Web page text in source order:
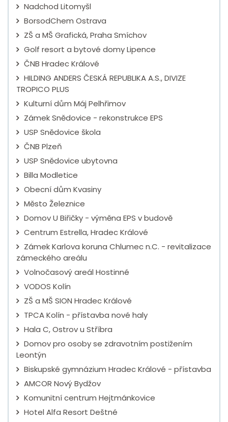
Nadchod Litomyšl
BorsodChem Ostrava
ZŠ a MŠ Grafická, Praha Smíchov
Golf resort a bytové domy Lipence
ČNB Hradec Králové
HILDING ANDERS ČESKÁ REPUBLIKA A.S., DIVIZE
TROPICO PLUS
Kulturní dům Máj Pelhřimov
Zámek Snědovice - rekonstrukce EPS
USP Snědovice škola
ČNB Plzeň
USP Snědovice ubytovna
Billa Modletice
Obecní dům Kvasiny
Město Železnice
Domov U Biřičky - výměna EPS v budově
Centrum Estrella, Hradec Králové
Zámek Karlova koruna Chlumec n.C. - revitalizace
zámeckého areálu
Volnočasový areál Hostinné
VODOS Kolín
ZŠ a MŠ SION Hradec Králové
TPCA Kolín - přístavba nové haly
Hala C, Ostrov u Stříbra
Domov pro osoby se zdravotním postižením
Leontýn
Biskupské gymnázium Hradec Králové - přístavba
AMCOR Nový Bydžov
Komunitní centrum Hejtmánkovice
Hotel Alfa Resort Deštné